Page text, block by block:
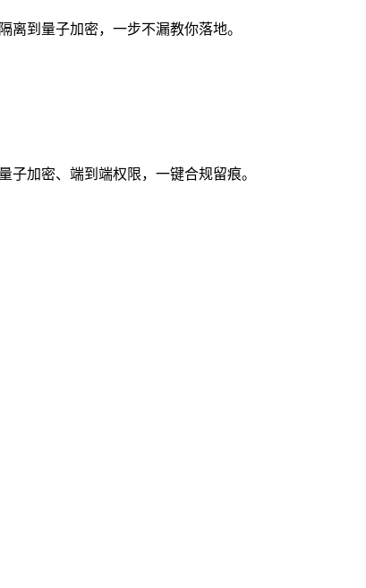
离到量子加密，一步不漏教你落地。
子加密、端到端权限，一键合规留痕。